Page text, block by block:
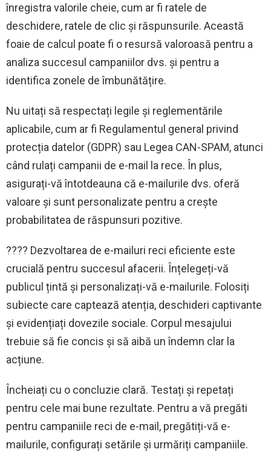
înregistra valorile cheie, cum ar fi ratele de
deschidere, ratele de clic și răspunsurile. Această
foaie de calcul poate fi o resursă valoroasă pentru a
analiza succesul campaniilor dvs. și pentru a
identifica zonele de îmbunătățire.
Nu uitați să respectați legile și reglementările
aplicabile, cum ar fi Regulamentul general privind
protecția datelor (GDPR) sau Legea CAN-SPAM, atunci
când rulați campanii de e-mail la rece. În plus,
asigurați-vă întotdeauna că e-mailurile dvs. oferă
valoare și sunt personalizate pentru a crește
probabilitatea de răspunsuri pozitive.
???? Dezvoltarea de e-mailuri reci eficiente este
crucială pentru succesul afacerii. Înțelegeți-vă
publicul țintă și personalizați-vă e-mailurile. Folosiți
subiecte care captează atenția, deschideri captivante
și evidențiați dovezile sociale. Corpul mesajului
trebuie să fie concis și să aibă un îndemn clar la
acțiune.
Încheiați cu o concluzie clară. Testați și repetați
pentru cele mai bune rezultate. Pentru a vă pregăti
pentru campaniile reci de e-mail, pregătiți-vă e-
mailurile, configurați setările și urmăriți campaniile.